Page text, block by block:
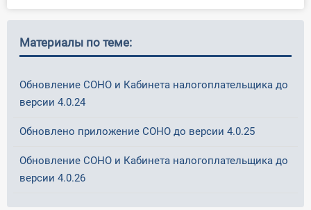
бухгалтера
Материалы по теме:
Обновление СОНО и Кабинета налогоплательщика до
версии 4.0.24
Обновлено приложение СОНО до версии 4.0.25
Обновление СОНО и Кабинета налогоплательщика до
версии 4.0.26